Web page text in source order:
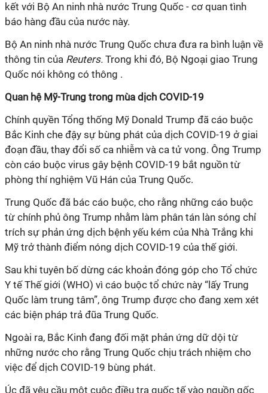
kết với Bộ An ninh nhà nước Trung Quốc - cơ quan tình
báo hàng đầu của nước này.
Bộ An ninh nhà nước Trung Quốc chưa đưa ra bình luận về
thông tin của Reuters. Trong khi đó, Bộ Ngoại giao Trung
Quốc nói không có thông .
Quan hệ Mỹ-Trung trong mùa dịch COVID-19
Chính quyền Tổng thống Mỹ Donald Trump đã cáo buộc
Bắc Kinh che đậy sự bùng phát của dịch COVID-19 ở giai
đoạn đầu, thay đổi số ca nhiễm và ca tử vong. Ông Trump
còn cáo buộc virus gây bệnh COVID-19 bắt nguồn từ
phòng thí nghiệm Vũ Hán của Trung Quốc.
Trung Quốc đã bác cáo buộc, cho rằng những cáo buộc
từ chính phủ ông Trump nhằm làm phân tán làn sóng chỉ
trích sự phản ứng dịch bệnh yếu kém của Nhà Trắng khi
Mỹ trở thành điểm nóng dịch COVID-19 của thế giới.
Sau khi tuyên bố dừng các khoản đóng góp cho Tổ chức
Y tế Thế giới (WHO) vì cáo buộc tổ chức này “lấy Trung
Quốc làm trung tâm”, ông Trump được cho đang xem xét
các biện pháp trả đũa Trung Quốc.
Ngoài ra, Bắc Kinh đang đối mặt phản ứng dữ dội từ
những nước cho rằng Trung Quốc chịu trách nhiệm cho
việc để dịch COVID-19 bùng phát.
Úc đã yêu cầu một cuộc điều tra quốc tế vào nguồn gốc